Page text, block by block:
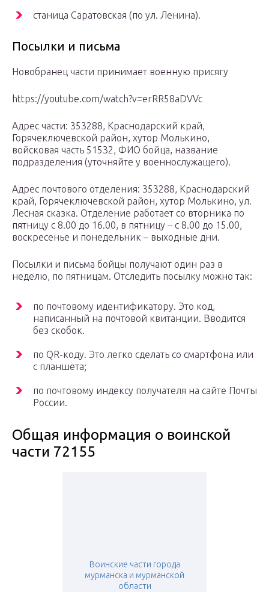
станица Саратовская (по ул. Ленина).
Посылки и письма
Новобранец части принимает военную присягу
https://youtube.com/watch?v=erRR58aDVVc
Адрес части: 353288, Краснодарский край,
Горячеключевской район, хутор Молькино,
войсковая часть 51532, ФИО бойца, название
подразделения (уточняйте у военнослужащего).
Адрес почтового отделения: 353288, Краснодарский
край, Горячеключевской район, хутор Молькино, ул.
Лесная сказка. Отделение работает со вторника по
пятницу с 8.00 до 16.00, в пятницу – с 8.00 до 15.00,
воскресенье и понедельник – выходные дни.
Посылки и письма бойцы получают один раз в
неделю, по пятницам. Отследить посылку можно так:
по почтовому идентификатору. Это код,
написанный на почтовой квитанции. Вводится
без скобок.
по QR-коду. Это легко сделать со смартфона или
с планшета;
по почтовому индексу получателя на сайте Почты
России.
Общая информация о воинской
части 72155
Воинские части города
мурманска и мурманской
области